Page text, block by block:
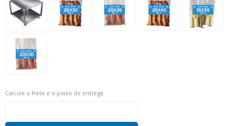
Calcule o frete e o prazo de entrega.